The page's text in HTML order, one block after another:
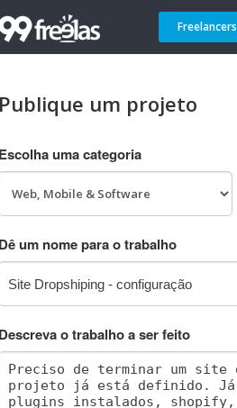
Freelancers
Publique um projeto
Escolha uma categoria
Dê um nome para o trabalho
Descreva o trabalho a ser feito